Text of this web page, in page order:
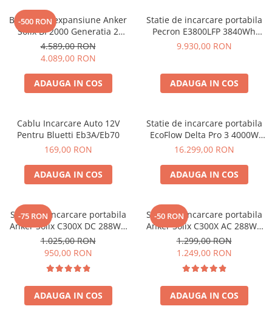
Acumulatori
Acumulatori Standard Plumb
Acumulatori Litiu
Acumulatori Gel
Acumulatori Moto
Invertoare Tensiune
Roboti Pornire Auto
Statii de incarcare vehicule
electrice
UPS Centrale Termice
Stabilizatoare Tensiune
Scule si aparate
Instrumente de masura
Anemometre
Clampmetre
Detectoare
Multimetre Portabile
-500 RON
Baterie de expansiune Anker
Solix BP2000 Generatia 2
pentru Anker Solix C2000 Gen
2, 2048Wh
4.589,00 RON
4.089,00 RON
ADAUGA IN COS
Statie de incarcare portabila
Pecron E3800LFP 3840Wh
4200W + Carucior CADOU
9.930,00 RON
ADAUGA IN COS
Cablu Incarcare Auto 12V
Pentru Bluetti Eb3A/Eb70
169,00 RON
ADAUGA IN COS
Statie de incarcare portabila
EcoFlow Delta Pro 3 4000W
4096Wh
16.299,00 RON
ADAUGA IN COS
-75 RON
Statie de incarcare portabila
Anker Solix C300X DC 288Wh
300W
1.025,00 RON
950,00 RON
ADAUGA IN COS
-50 RON
Statie de incarcare portabila
Anker Solix C300X AC 288Wh
300W
1.299,00 RON
1.249,00 RON
ADAUGA IN COS